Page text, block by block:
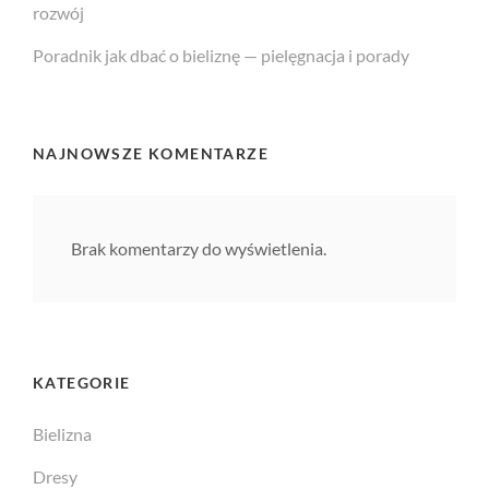
rozwój
Poradnik jak dbać o bieliznę — pielęgnacja i porady
NAJNOWSZE KOMENTARZE
Brak komentarzy do wyświetlenia.
KATEGORIE
Bielizna
Dresy